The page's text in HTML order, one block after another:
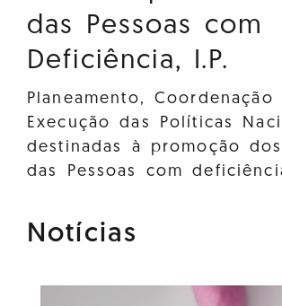
das Pessoas com
Deficiência, I.P.
Planeamento, Coordenação
Execução das Políticas
destinadas à promoção
das Pessoas com
Notícias